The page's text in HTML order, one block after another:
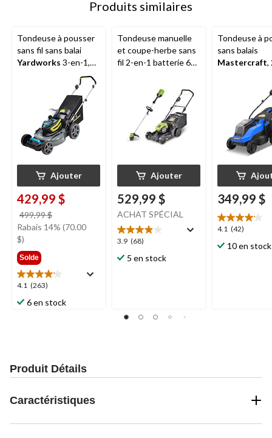
Produits similaires
Tondeuse à pousser
sans fil sans balai
Yardworks 3-en-1,
48 V, 20 po, batterie 5
Ajouter
429,99 $
499,99 $
était
Rabais 14% (70.00
$)
Solde
4.1 (263)
4.1
étoile(s)
sur
6 en stock
Tondeuse manuelle
et coupe-herbe sans
fil 2-en-1 batterie 60
17 po et 13 po
Ajouter
529,99 $
ACHAT SPÉCIAL
3.9 (68)
3.9
étoile(s)
sur
5 en stock
Tondeuse à
sans balais
Mastercraft,
349,99 $
4.1 (42)
4.1
étoile(s)
sur
10 en stock
Produit Détails
Caractéristiques